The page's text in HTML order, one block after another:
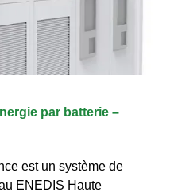
par batterie –
est un système de
ENEDIS Haute